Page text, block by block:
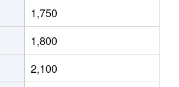
2,100万円
1,700万円
2,100万円
1,750
1,800
2,100